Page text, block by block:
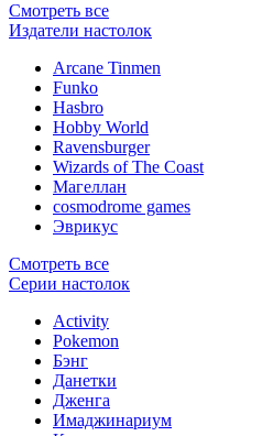
Смотреть все
Издатели настолок
Arcane Tinmen
Funko
Hasbro
Hobby World
Ravensburger
Wizards of The Coast
Магеллан
сosmodrome games
Эврикус
Смотреть все
Серии настолок
Activity
Pokemon
Бэнг
Данетки
Дженга
Имаджинариум